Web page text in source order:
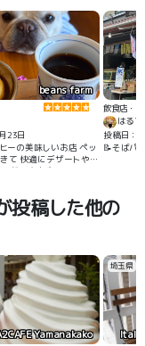
beans farm
23日
ーの美味しいお店 ペッ
て 快適にデザートやコ
ができます！
飲食店・カ
はる
投稿日：
📝そばパ
投稿した他の
Yamanakako
埼玉県